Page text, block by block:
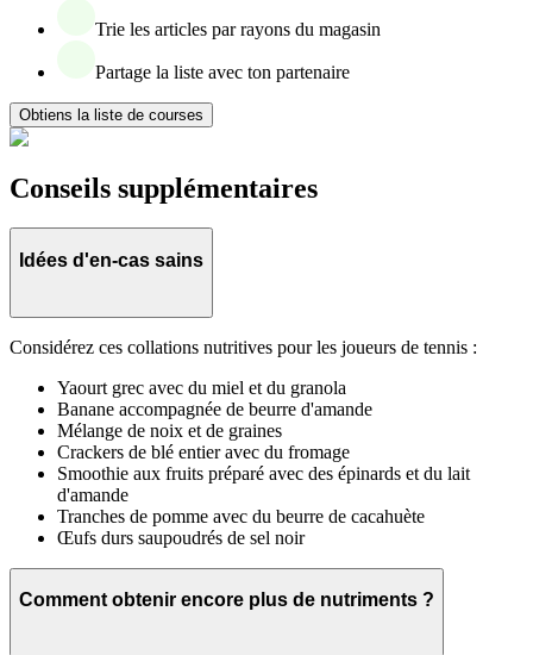
Trie les articles par rayons du magasin
Partage la liste avec ton partenaire
Obtiens la liste de courses
Conseils supplémentaires
Idées d'en-cas sains
Considérez ces collations nutritives pour les joueurs de tennis :
Yaourt grec avec du miel et du granola
Banane accompagnée de beurre d'amande
Mélange de noix et de graines
Crackers de blé entier avec du fromage
Smoothie aux fruits préparé avec des épinards et du lait
d'amande
Tranches de pomme avec du beurre de cacahuète
Œufs durs saupoudrés de sel noir
Comment obtenir encore plus de nutriments ?